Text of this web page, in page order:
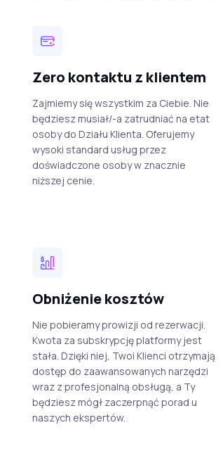
Zero kontaktu z klientem
Zajmiemy się wszystkim za Ciebie. Nie
będziesz musiał/-a zatrudniać na etat
osoby do Działu Klienta. Oferujemy
wysoki standard usług przez
doświadczone osoby w znacznie
niższej cenie.
Obniżenie kosztów
Nie pobieramy prowizji od rezerwacji.
Kwota za subskrypcję platformy jest
stała. Dzięki niej, Twoi Klienci otrzymają
dostęp do zaawansowanych narzędzi
wraz z profesjonalną obsługą, a Ty
będziesz mógł zaczerpnąć porad u
naszych ekspertów.